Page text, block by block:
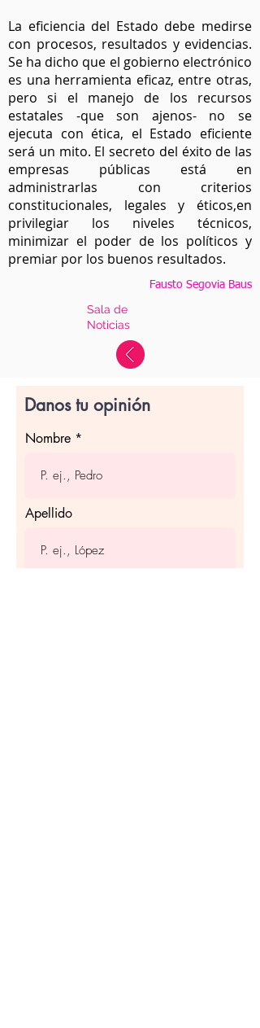
La eficiencia del Estado debe medirse
con procesos, resultados y evidencias.
Se ha dicho que el gobierno electrónico
es una herramienta eficaz, entre otras,
pero si el manejo de los recursos
estatales -que son ajenos- no se
ejecuta con ética, el Estado eficiente
será un mito. El secreto del éxito de las
empresas públicas está en
administrarlas con criterios
constitucionales, legales y éticos,en
privilegiar los niveles técnicos,
minimizar el poder de los políticos y
premiar por los buenos resultados.
Fausto Segovia Baus
Sala de
Noticias
Danos tu opinión
Nombre
Apellido